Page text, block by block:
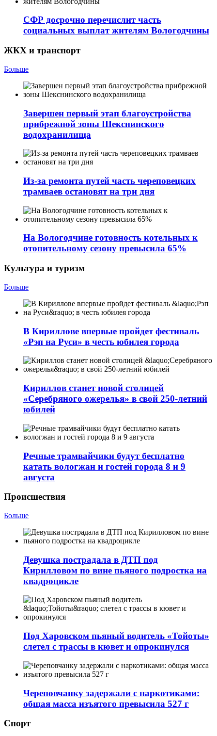
СФР досрочно перечислит часть
социальных выплат жителям Вологодчины
ЖКХ и транспорт
Больше
Завершен первый этап благоустройства
прибрежной зоны Шекснинского
водохранилища
Из-за ремонта путей часть череповецких
трамваев остановят на три дня
На Вологодчине готовность котельных к
отопительному сезону превысила 65%
Культура и туризм
Больше
В Кириллове впервые пройдет фестиваль
«Рэп на Руси» в честь юбилея города
Кириллов станет новой столицей
«Серебряного ожерелья» в свой 250-летний
юбилей
Речные трамвайчики будут бесплатно
катать вологжан и гостей города 8 и 9
августа
Происшествия
Больше
Девушка пострадала в ДТП под
Кирилловом по вине пьяного подростка на
квадроцикле
Под Харовском пьяный водитель «Тойоты»
слетел с трассы в кювет и опрокинулся
Череповчанку задержали с наркотиками:
общая масса изъятого превысила 527 г
Спорт